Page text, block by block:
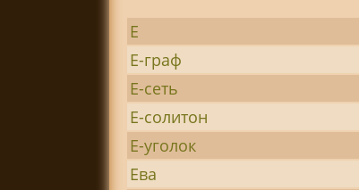
Е
Е-граф
Е-сеть
Е-солитон
Е-уголок
Ева